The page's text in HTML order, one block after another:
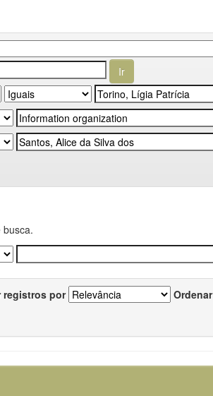
busca.
registros por Ordenar